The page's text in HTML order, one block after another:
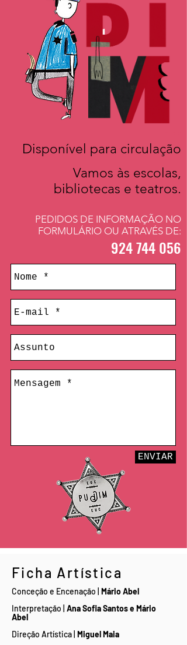
Disponível para circulação
Vamos às escolas,
bibliotecas e teatros.
PEDIDOS DE INFORMAÇÃO NO
FORMULÁRIO OU ATRAVÉS DE:
924 744056
ENVIAR
Ficha Artística
Conceção e Encenação | Mário Abel
Interpretação | Ana Sofia Santos e Mário
Abel
Direção Artística | Miguel Maia